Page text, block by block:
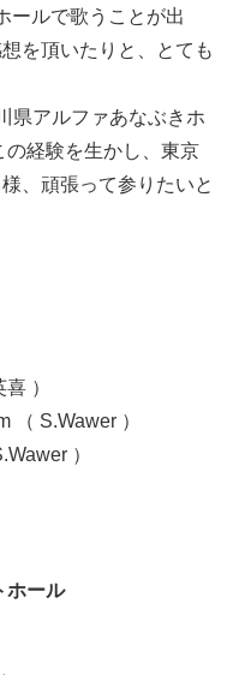
ールで歌うことが出
を頂いたりと、とても
県アルファあなぶきホ
の経験を生かし、東京
、頑張って参りたいと
）
S.Wawer ）
）
ール